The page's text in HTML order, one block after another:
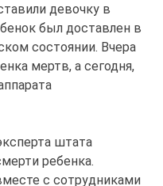
девочку в
был доставлен в
состоянии. Вчера
мертв, а сегодня,
штата
ребенка.
с сотрудниками